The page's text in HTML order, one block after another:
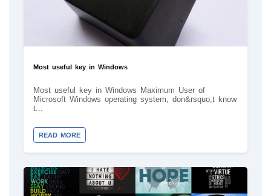
Most useful key in Windows
Most useful key in Windows Maximum User of
Microsoft Windows operating system, don&rsquo;t know
t...
READ MORE